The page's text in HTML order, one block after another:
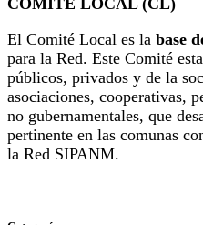
COMITÉ LOCAL (CL)
El Comité Local es la base
para la Red. Este Comité
públicos, privados y de la
asociaciones, cooperativas,
no gubernamentales, que
pertinente en las comunas
la Red SIPANM.